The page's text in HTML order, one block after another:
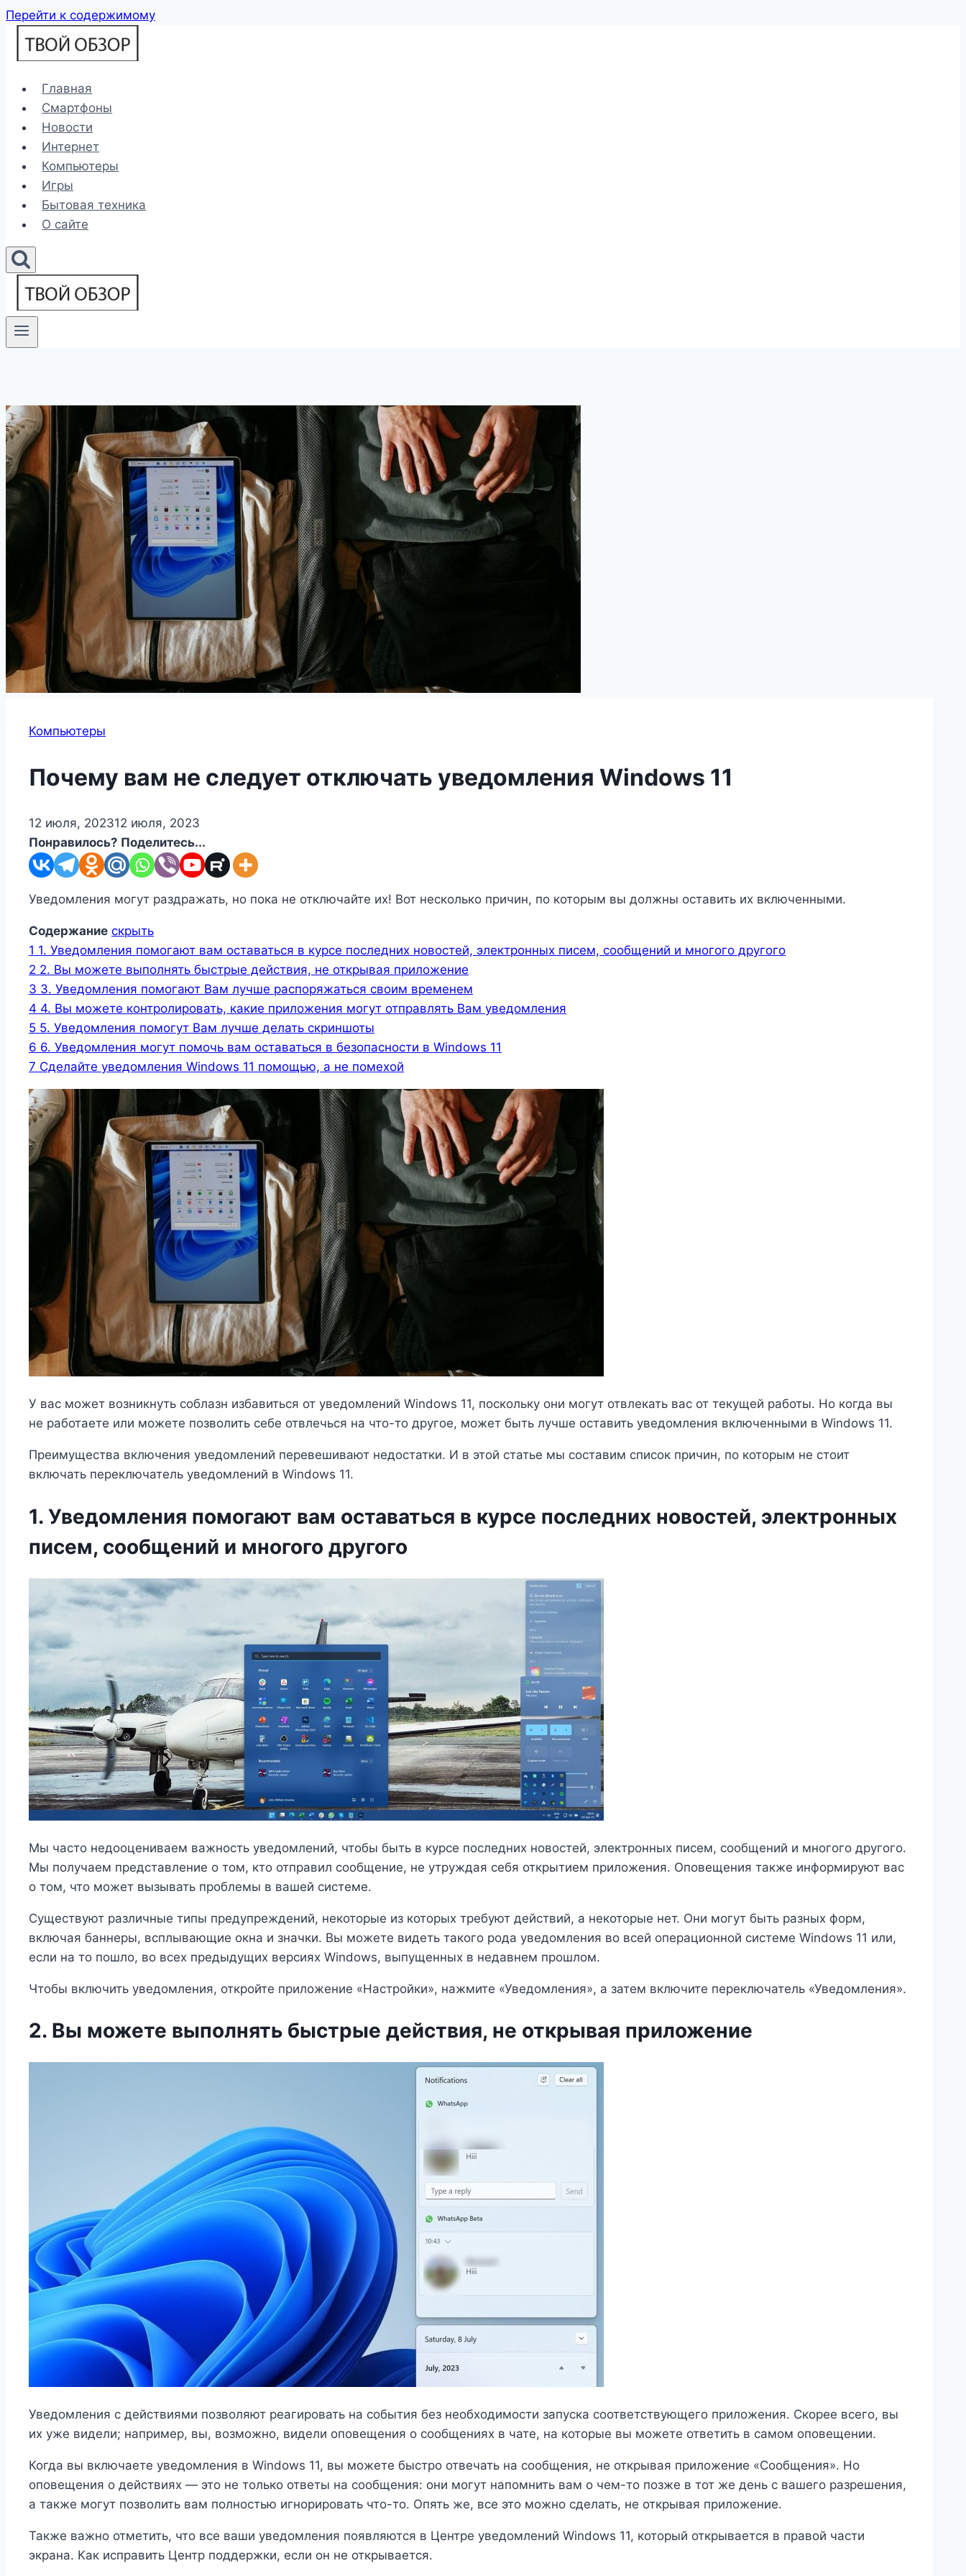
Перейти к содержимому
Главная
Смартфоны
Новости
Интернет
Компьютеры
Игры
Бытовая техника
О сайте
Компьютеры
Почему вам не следует отключать уведомления Windows 11
12 июля, 202312 июля, 2023
Понравилось? Поделитесь...
Уведомления могут раздражать, но пока не отключайте их! Вот несколько причин, по которым вы должны оставить их включенными.
Содержание скрыть
1 1. Уведомления помогают вам оставаться в курсе последних новостей, электронных писем, сообщений и многого другого
2 2. Вы можете выполнять быстрые действия, не открывая приложение
3 3. Уведомления помогают Вам лучше распоряжаться своим временем
4 4. Вы можете контролировать, какие приложения могут отправлять Вам уведомления
5 5. Уведомления помогут Вам лучше делать скриншоты
6 6. Уведомления могут помочь вам оставаться в безопасности в Windows 11
7 Сделайте уведомления Windows 11 помощью, а не помехой
У вас может возникнуть соблазн избавиться от уведомлений Windows 11, поскольку они могут отвлекать вас от текущей работы. Но когда вы
не работаете или можете позволить себе отвлечься на что-то другое, может быть лучше оставить уведомления включенными в Windows 11.
Преимущества включения уведомлений перевешивают недостатки. И в этой статье мы составим список причин, по которым не стоит
включать переключатель уведомлений в Windows 11.
1. Уведомления помогают вам оставаться в курсе последних новостей, электронных
писем, сообщений и многого другого
Мы часто недооцениваем важность уведомлений, чтобы быть в курсе последних новостей, электронных писем, сообщений и многого другого.
Мы получаем представление о том, кто отправил сообщение, не утруждая себя открытием приложения. Оповещения также информируют вас
о том, что может вызывать проблемы в вашей системе.
Существуют различные типы предупреждений, некоторые из которых требуют действий, а некоторые нет. Они могут быть разных форм,
включая баннеры, всплывающие окна и значки. Вы можете видеть такого рода уведомления во всей операционной системе Windows 11 или,
если на то пошло, во всех предыдущих версиях Windows, выпущенных в недавнем прошлом.
Чтобы включить уведомления, откройте приложение «Настройки», нажмите «Уведомления», а затем включите переключатель «Уведомления».
2. Вы можете выполнять быстрые действия, не открывая приложение
Уведомления с действиями позволяют реагировать на события без необходимости запуска соответствующего приложения. Скорее всего, вы
их уже видели; например, вы, возможно, видели оповещения о сообщениях в чате, на которые вы можете ответить в самом оповещении.
Когда вы включаете уведомления в Windows 11, вы можете быстро отвечать на сообщения, не открывая приложение «Сообщения». Но
оповещения о действиях — это не только ответы на сообщения: они могут напомнить вам о чем-то позже в тот же день с вашего разрешения,
а также могут позволить вам полностью игнорировать что-то. Опять же, все это можно сделать, не открывая приложение.
Также важно отметить, что все ваши уведомления появляются в Центре уведомлений Windows 11, который открывается в правой части
экрана. Как исправить Центр поддержки, если он не открывается.